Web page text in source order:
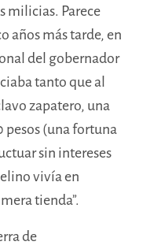
milicias. Parece
años más tarde, en
del gobernador
tanto que al
zapatero, una
(una fortuna
sin intereses
vivía en
tienda”.
de